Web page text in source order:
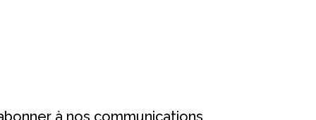
à nos communications